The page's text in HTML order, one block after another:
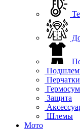
Перчатки
Защита
Шлемы
Мото